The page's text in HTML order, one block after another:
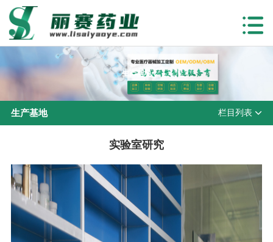
生产基地
生产基地 栏目列表
实验室研究